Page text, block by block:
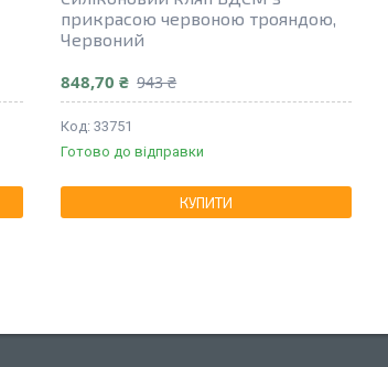
прикрасою червоною трояндою,
Червоний
848,70 ₴ 943 ₴
33751
Готово до відправки
КУПИТИ